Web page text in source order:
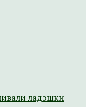
ладошки